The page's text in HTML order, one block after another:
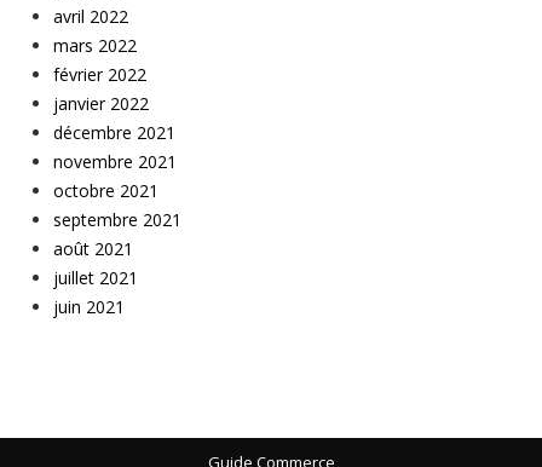
avril 2022
mars 2022
février 2022
janvier 2022
décembre 2021
novembre 2021
octobre 2021
septembre 2021
août 2021
juillet 2021
juin 2021
Guide Commerce